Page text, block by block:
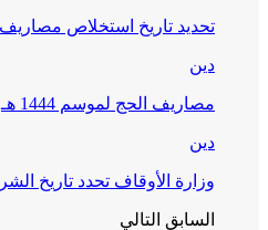
تحديد تاريخ استخلاص مصاريف
دين
مصاريف الحج لموسم 1444 هـ
دين
وزارة الأوقاف تحدد تاريخ
السابق التالي